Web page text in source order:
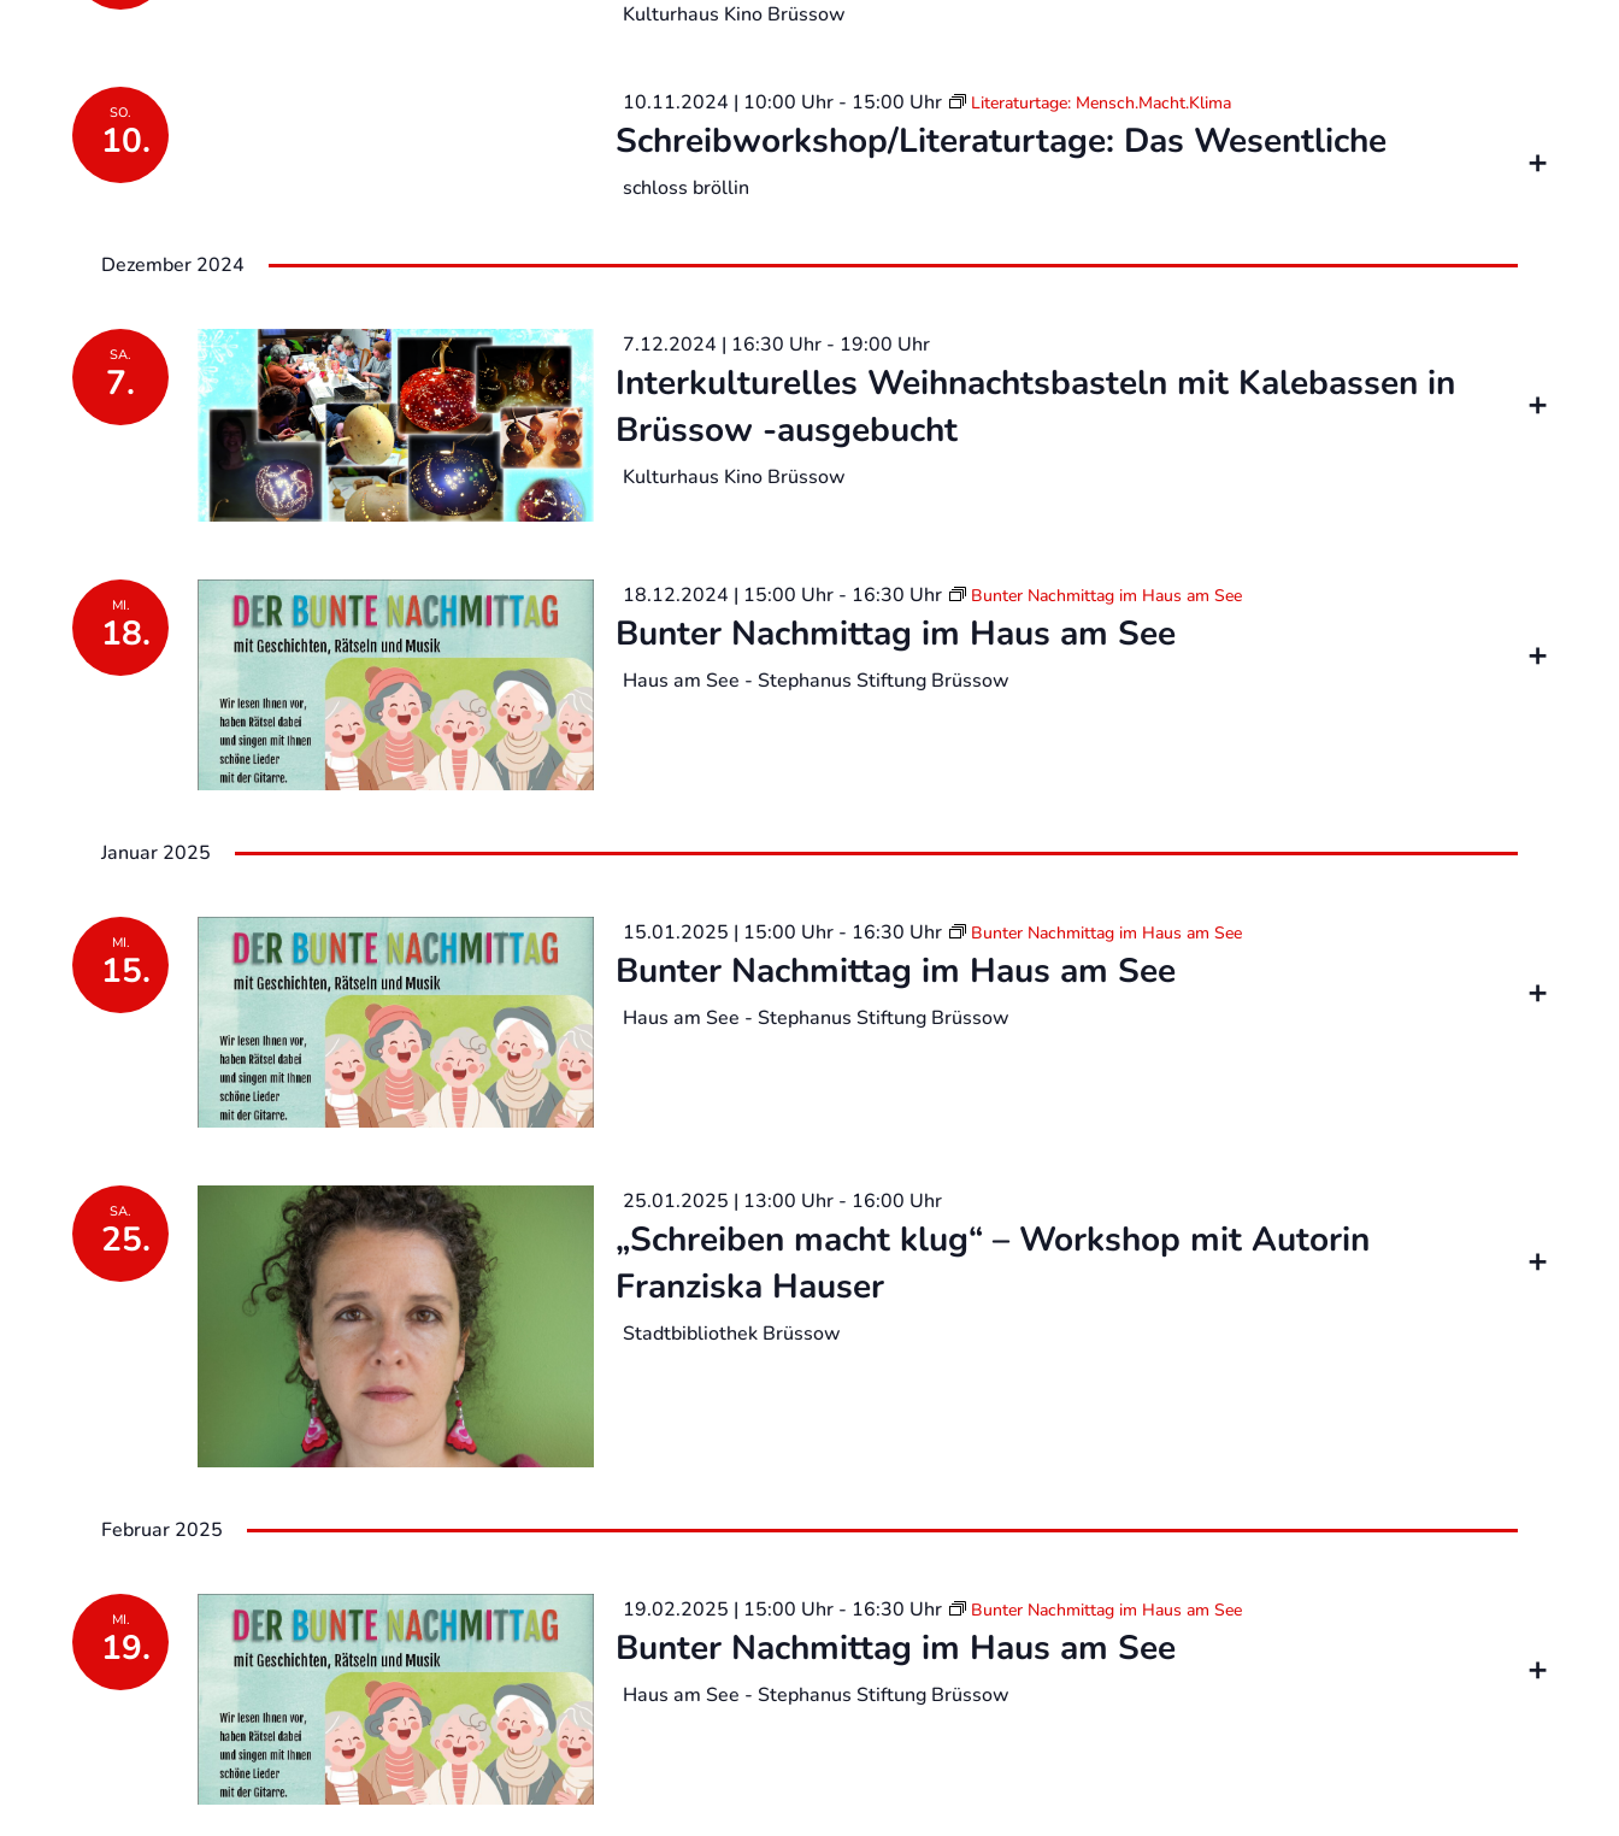
Kulturhaus Kino Brüssow
SO.
10. Schreibworkshop/Literaturtage: Das Wesentliche
10.11.2024 | 10:00 Uhr- 15:00 Uhr Literaturtage: Mensch.Macht.Klima
schloss bröllin
Dezember 2024
SA.
7.
Interkulturelles Weihnachtsbasteln mit Kalebassen in
Brüssow -ausgebucht
7.12.2024 | 16:30 Uhr- 19:00 Uhr
Kulturhaus Kino Brüssow
MI.
18. Bunter Nachmittag im Haus am See
18.12.2024 | 15:00 Uhr- 16:30 Uhr Bunter Nachmittag im Haus am See
Haus am See - Stephanus Stiftung Brüssow
Januar 2025
MI.
15. Bunter Nachmittag im Haus am See
15.01.2025 | 15:00 Uhr- 16:30 Uhr Bunter Nachmittag im Haus am See
Haus am See - Stephanus Stiftung Brüssow
SA.
25.
„Schreiben macht klug“ – Workshop mit Autorin
Franziska Hauser
25.01.2025 | 13:00 Uhr- 16:00 Uhr
Stadtbibliothek Brüssow
Februar 2025
MI.
19. Bunter Nachmittag im Haus am See
19.02.2025 | 15:00 Uhr- 16:30 Uhr Bunter Nachmittag im Haus am See
Haus am See - Stephanus Stiftung Brüssow